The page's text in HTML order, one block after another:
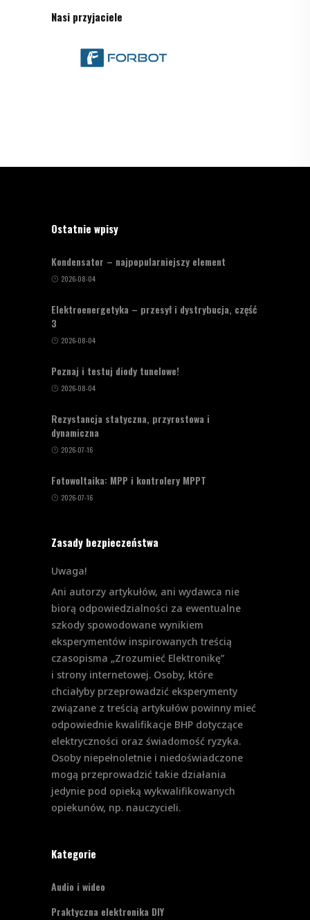
Nasi przyjaciele
Ostatnie wpisy
Kondensator – najpopularniejszy element
2026-08-04
Elektroenergetyka – przesył i dystrybucja, część
3
2026-08-04
Poznaj i testuj diody tunelowe!
2026-08-04
Rezystancja statyczna, przyrostowa i
dynamiczna
2026-07-16
Fotowoltaika: MPP i kontrolery MPPT
2026-07-16
Zasady bezpieczeństwa
Uwaga!
Ani autorzy artykułów, ani wydawca nie
biorą odpowiedzialności za ewentualne
szkody spowodowane wynikiem
eksperymentów inspirowanych treścią
czasopisma „Zrozumieć Elektronikę”
i strony internetowej. Osoby, które
chciałyby przeprowadzić eksperymenty
związane z treścią artykułów powinny mieć
odpowiednie kwalifikacje BHP dotyczące
elektryczności oraz świadomość ryzyka.
Osoby niepełnoletnie i niedoświadczone
mogą przeprowadzić takie działania
jedynie pod opieką wykwalifikowanych
opiekunów, np. nauczycieli.
Kategorie
Audio i wideo
Praktyczna elektronika DIY